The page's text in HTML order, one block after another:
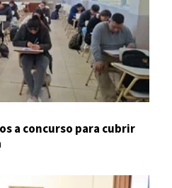
a concurso para cubrir